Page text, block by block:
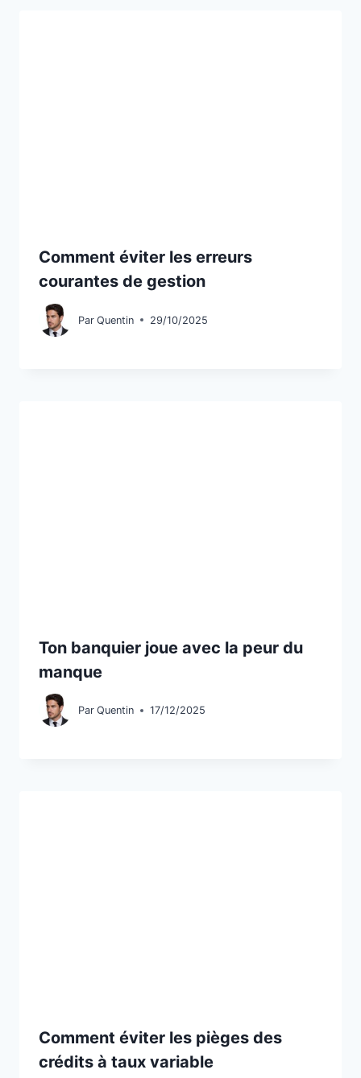
Comment éviter les erreurs
courantes de gestion
Par Quentin 29/10/2025
Ton banquier joue avec la peur du
manque
Par Quentin 17/12/2025
Comment éviter les pièges des
crédits à taux variable